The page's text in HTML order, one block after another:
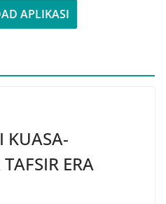
APLIKASI
KUASA-
ERA